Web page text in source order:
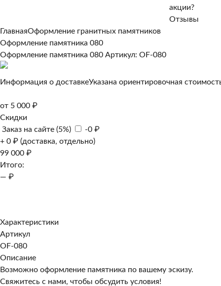
акции?
Отзывы
ГлавнаяОформление гранитных памятников
Оформление памятника 080
Оформление памятника 080 Артикул: OF-080
Информация о доставкеУказана ориентировочная
от 5 000 ₽
Скидки
Заказ на сайте (5%)
-0 ₽
+ 0 ₽ (доставка, отдельно)
99 000 ₽
Итого:
— ₽
Характеристики
Артикул
OF-080
Описание
Возможно оформление памятника по вашему эскизу.
Свяжитесь с нами, чтобы обсудить условия!